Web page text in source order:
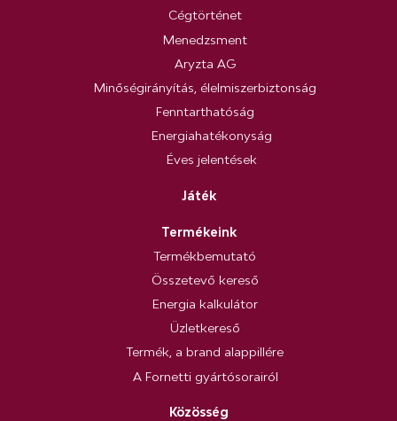
Cégtörténet
Menedzsment
Aryzta AG
Minőségirányítás, élelmiszerbiztonság
Fenntarthatóság
Energiahatékonyság
Éves jelentések
Játék
Termékeink
Termékbemutató
Összetevő kereső
Energia kalkulátor
Üzletkereső
Termék, a brand alappillére
A Fornetti gyártósorairól
Közösség